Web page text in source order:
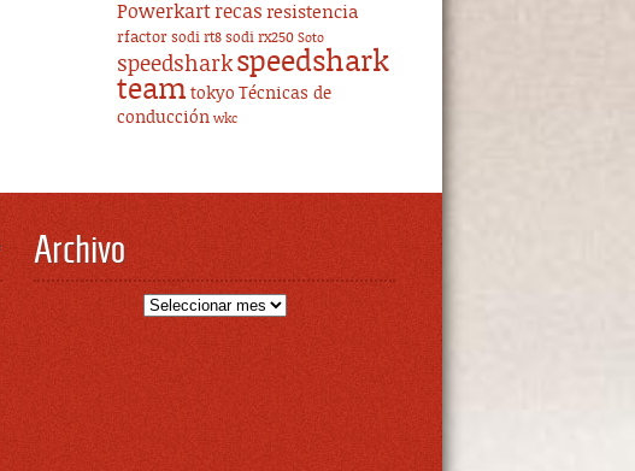
Powerkart recas resistencia
rfactor sodi rt8 sodi rx250 Soto
speedshark speedshark
team tokyo Técnicas de
conducción wkc
Archivo